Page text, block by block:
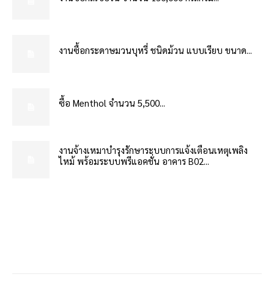
งานซื้อกระดาษมวนบุหรี่ ชนิดม้วน แบบเรียบ ขนาด...
ซื้อ Menthol จำนวน 5,500...
งานจ้างเหมาบำรุงรักษาระบบการแจ้งเตือนเหตุเพลิง
ไหม้ พร้อมระบบพรีแอคชั่น อาคาร B02...